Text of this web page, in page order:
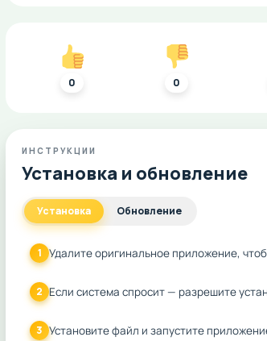
0 0
ИНСТРУКЦИИ
Установка и обновление
Установка Обновление
1 Удалите оригинальное приложение,
2 Если система спросит — разрешите
3 Установите файл и запустите